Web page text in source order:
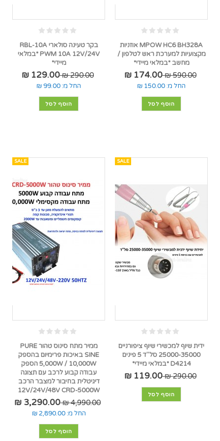
MPOW HC6 BH328A אוזניות
מקצועיות למערכת ראש לטלפון /
מחשב *במלאי מיידי*
590.00 ₪
174.00 ₪
החל מ: 150.00 ₪
הוסף לסל
בקר טעינה סולארי RBL-10A
PWM 10A 12V/24V *במלאי
מיידי*
290.00 ₪
129.00 ₪
החל מ: 99.00 ₪
הוסף לסל
SALE
ידית שיוף למכשירי שיוף ציפורניים
25000-35000 סל"ד 5 פינים
D4214 *במלאי מיידי*
290.00 ₪
119.00 ₪
הוסף לסל
SALE
ממיר מתח סינוס טהור PURE
SINE באיכות פרימיום בהספק
5,000W / 10,000W הספק
עבודה קבוע לרכב עם תצוגה
דיגיטלית בחיבור למצבר הרכב
12V/24V/48V CRD-5000W
4,990.00 ₪
3,290.00 ₪
החל מ: 2,890.00 ₪
הוסף לסל